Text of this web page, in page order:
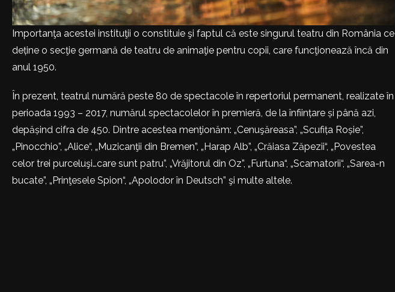
Importanţa acestei instituţii o constituie şi faptul că este singurul teatru din România ce
deține o secţie germană de teatru de animaţie pentru copii, care funcţionează încă din
anul 1950.
În prezent, teatrul numără peste 80 de spectacole în repertoriul permanent, realizate în
perioada 1993 – 2017, numărul spectacolelor în premieră, de la înființare și până azi,
depășind cifra de 450. Dintre acestea menţionăm: „Cenuşăreasa”, „Scufița Roșie”,
„Pinocchio”, „Alice“, „Muzicanţii din Bremen”, „Harap Alb”, „Crăiasa Zăpezii“, „Povestea
celor trei purceluşi…care sunt patru”, „Vrăjitorul din Oz”, „Furtuna“, „Scamatorii“, „Sarea-n
bucate”, „Prinţesele Spion“, „Apolodor în Deutsch” şi multe altele.